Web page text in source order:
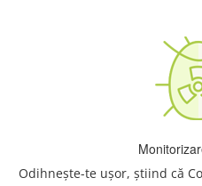
Odihnește-te ușor, știind că